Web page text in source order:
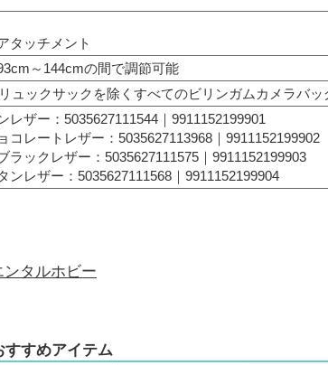
タッチメント
～144cmの間で調節可能
ュックサックを除くすべてのビリンガムカメラバッ
レザー：5035627111544｜9911152199901
コレートレザー：5035627113968｜9911152199902
ラックレザー：5035627111575｜9911152199903
ンレザー：5035627111568｜9911152199904
タルホビー
すすめアイテム